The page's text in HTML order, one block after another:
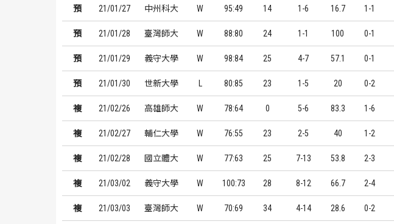
預 21/01/27 中州科大 W 95:49 14 1-6 16.7 1-1
預 21/01/28 臺灣師大 W 88:80 24 1-1 100 0-1
預 21/01/29 義守大學 W 98:84 25 4-7 57.1 0-1
預 21/01/30 世新大學 L 80:85 23 1-5 20 0-2
複 21/02/26 高雄師大 W 78:64 0 5-6 83.3 1-6
複 21/02/27 輔仁大學 W 76:55 23 2-5 40 1-2
複 21/02/28 國立體大 W 77:63 25 7-13 53.8 2-3
複 21/03/02 義守大學 W 100:73 28 8-12 66.7 2-4
複 21/03/03 臺灣師大 W 70:69 34 4-14 28.6 0-2